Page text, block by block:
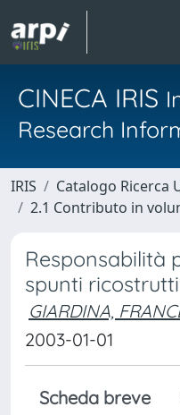
CINECA IRIS
Research
IRIS Catalogo Ricerca
2.1 Contributo in
Responsabilità
spunti
GIARDINA,
2003-01-01
Scheda breve